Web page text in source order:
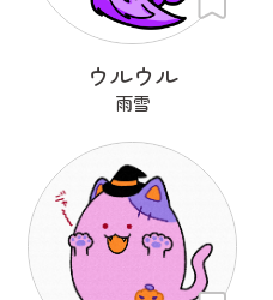
ウルウル
雨雪